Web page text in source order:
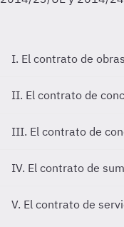
I. El contrato de obras
II. El contrato de
III. El contrato de
IV. El contrato de
V. El contrato de